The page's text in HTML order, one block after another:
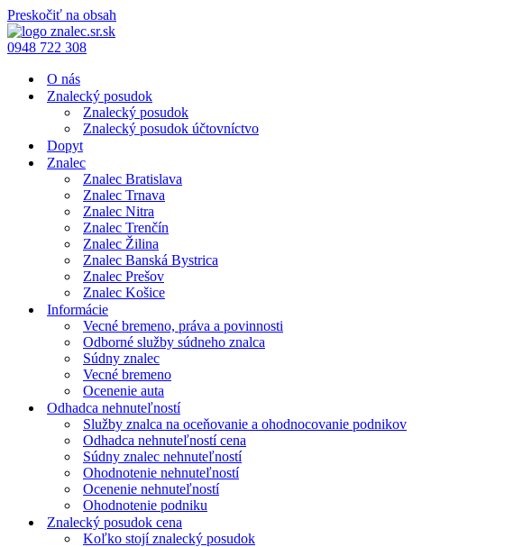
Preskočiť na obsah
0948 722 308
O nás
Znalecký posudok
Znalecký posudok
Znalecký posudok účtovníctvo
Dopyt
Znalec
Znalec Bratislava
Znalec Trnava
Znalec Nitra
Znalec Trenčín
Znalec Žilina
Znalec Banská Bystrica
Znalec Prešov
Znalec Košice
Informácie
Vecné bremeno, práva a povinnosti
Odborné služby súdneho znalca
Súdny znalec
Vecné bremeno
Ocenenie auta
Odhadca nehnuteľností
Služby znalca na oceňovanie a ohodnocovanie podnikov
Odhadca nehnuteľností cena
Súdny znalec nehnuteľností
Ohodnotenie nehnuteľností
Ocenenie nehnuteľností
Ohodnotenie podniku
Znalecký posudok cena
Koľko stojí znalecký posudok